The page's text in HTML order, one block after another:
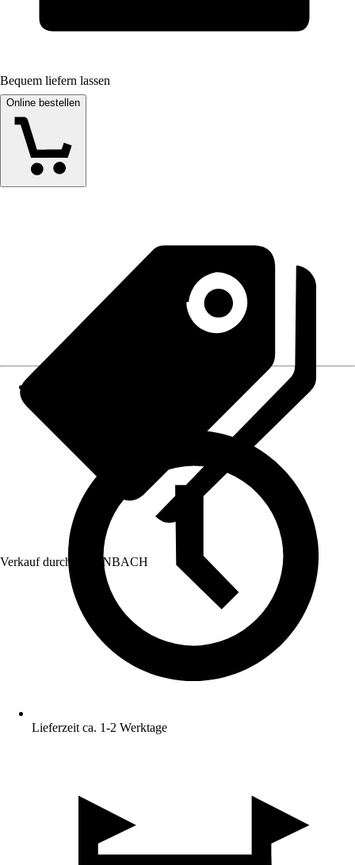
Bequem liefern lassen
Online bestellen
Verkauf durch: HORNBACH
Lieferzeit ca. 1-2 Werktage